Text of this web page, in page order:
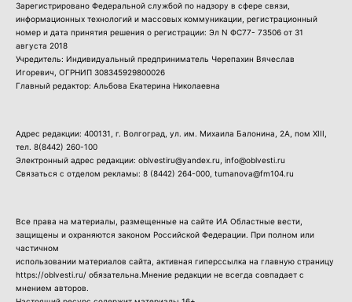
Зарегистрировано Федеральной службой по надзору в сфере связи,
информационных технологий и массовых коммуникации, регистрационный
номер и дата принятия решения о регистрации: Эл N ФС77- 73506 от 31
августа 2018
Учредитель: Индивидуальный предприниматель Черепахин Вячеслав
Игоревич, ОГРНИП 308345929800026
Главный редактор: Альбова Екатерина Николаевна
Адрес редакции: 400131, г. Волгоград, ул. им. Михаила Балонина, 2А, пом XIII,
тел. 8(8442) 260-100
Электронный адрес редакции: oblvestiru@yandex.ru, info@oblvesti.ru
Связаться с отделом рекламы: 8 (8442) 264-000 , tumanova@fm104.ru
Все права на материалы, размещенные на сайте ИА Областные вести,
защищены и охраняются законом Российской Федерации. При полном или
частичном
использовании материалов сайта, активная гиперссылка на главную страницу
https://oblvesti.ru/ обязательна.Мнение редакции не всегда совпадает с
мнением авторов.